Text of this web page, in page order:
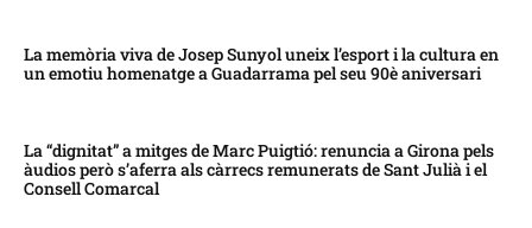
La memòria viva de Josep Sunyol uneix l’esport i la cultura en
un emotiu homenatge a Guadarrama pel seu 90è aniversari
La “dignitat” a mitges de Marc Puigtió: renuncia a Girona pels
àudios però s’aferra als càrrecs remunerats de Sant Julià i el
Consell Comarcal